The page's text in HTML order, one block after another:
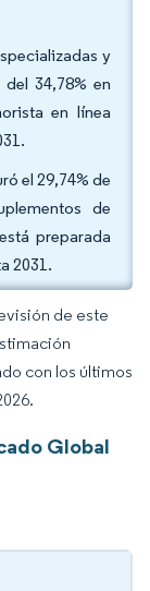
y
34,78% en
en línea
el 29,74% de
de
preparada
2031.
de este
con los últimos
Global